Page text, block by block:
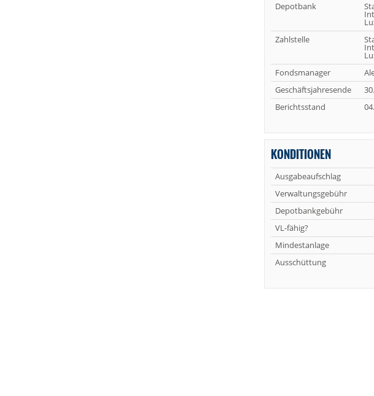
Depotbank
Zahlstelle
Fondsmanager
Geschäftsjahresende
Berichtsstand
KONDITIONEN
Ausgabeaufschlag
Verwaltungsgebühr
Depotbankgebühr
VL-fähig?
Mindestanlage
Ausschüttung